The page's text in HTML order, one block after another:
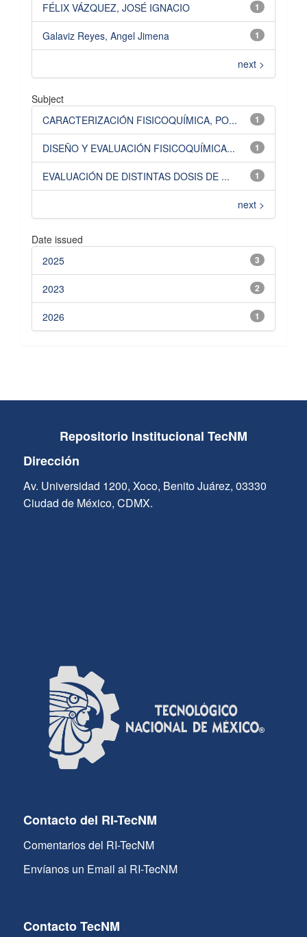
1
FÉLIX VÁZQUEZ, JOSÉ IGNACIO
1
Galaviz Reyes, Angel Jimena
next >
Subject
1
CARACTERIZACIÓN FISICOQUÍMICA, PO...
1
DISEÑO Y EVALUACIÓN FISICOQUÍMICA...
1
EVALUACIÓN DE DISTINTAS DOSIS DE ...
next >
Date issued
3
2025
2
2023
1
2026
Repositorio Institucional TecNM
Dirección
Av. Universidad 1200, Xoco, Benito Juárez, 03330
Ciudad de México, CDMX.
Contacto del RI-TecNM
Comentarios del RI-TecNM
Envíanos un Email al RI-TecNM
Contacto TecNM